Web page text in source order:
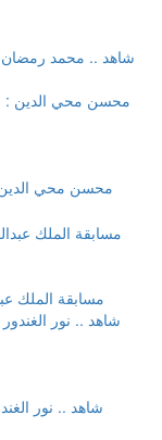
شاهد .. محمد رمضان
محسن محي
مسابقة الملك
شاهد .. نور